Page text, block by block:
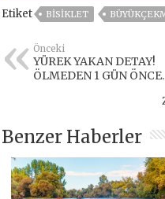
Etiket BISIKLET
Önceki
YÜREK YAKAN DETAY!
ÖLMEDEN 1 GÜN
Benzer Haberler